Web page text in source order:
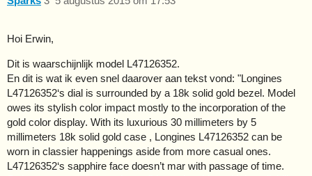
Hoi Erwin,
Dit is waarschijnlijk model L47126352.
En dit is wat ik even snel daarover aan tekst vond: "Longines
L47126352‘s dial is surrounded by a 18k solid gold bezel. Model
owes its stylish color impact mostly to the incorporation of the
gold color display. With its luxurious 30 millimeters by 5
millimeters 18k solid gold case , Longines L47126352 can be
worn in classier happenings aside from more casual ones.
L47126352‘s sapphire face doesn’t mar with passage of time.